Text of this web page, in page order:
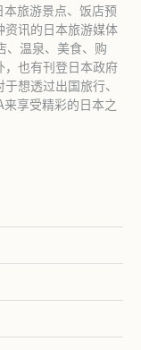
本旅游景点、饭店预
讯的日本旅游媒体
、温泉、美食、购
也有刊登日本政府
想透过出国旅行、
享受精彩的日本之